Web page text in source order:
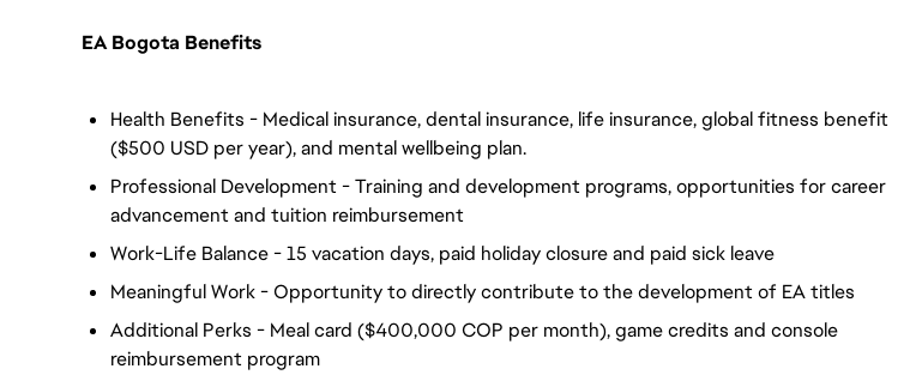
EA Bogota Benefits
Health Benefits - Medical insurance, dental insurance, life insurance, global fitness benefit
($500 USD per year), and mental wellbeing plan.
Professional Development - Training and development programs, opportunities for career
advancement and tuition reimbursement
Work-Life Balance - 15 vacation days, paid holiday closure and paid sick leave
Meaningful Work - Opportunity to directly contribute to the development of EA titles
Additional Perks - Meal card ($400,000 COP per month), game credits and console
reimbursement program